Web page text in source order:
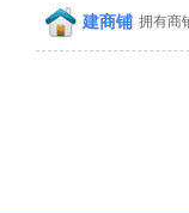
建商铺 拥有商